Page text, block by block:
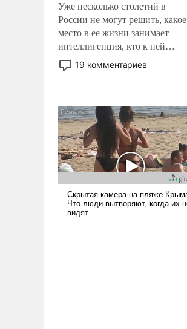
Уже несколько столетий в
России не могут решить, какое
место в ее жизни занимает
интеллигенция, кто к ней
принадлежит, а кого из нее
исключили с правом
образованных людей. Иногда
казалось, что эти вопросы
решены раз и навсегда, но –
нет, не решены.
19 комментариев